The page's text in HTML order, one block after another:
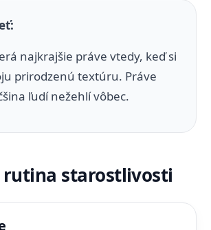
najkrajšie práve vtedy, keď si
prirodzenú textúru. Práve
ľudí nežehlí vôbec.
rutina starostlivosti